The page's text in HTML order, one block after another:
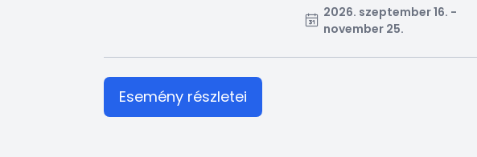
2026. szeptember 16. -
november 25.
Esemény részletei